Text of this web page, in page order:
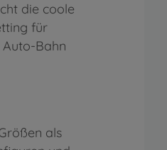
die coole
für
Bahn
als